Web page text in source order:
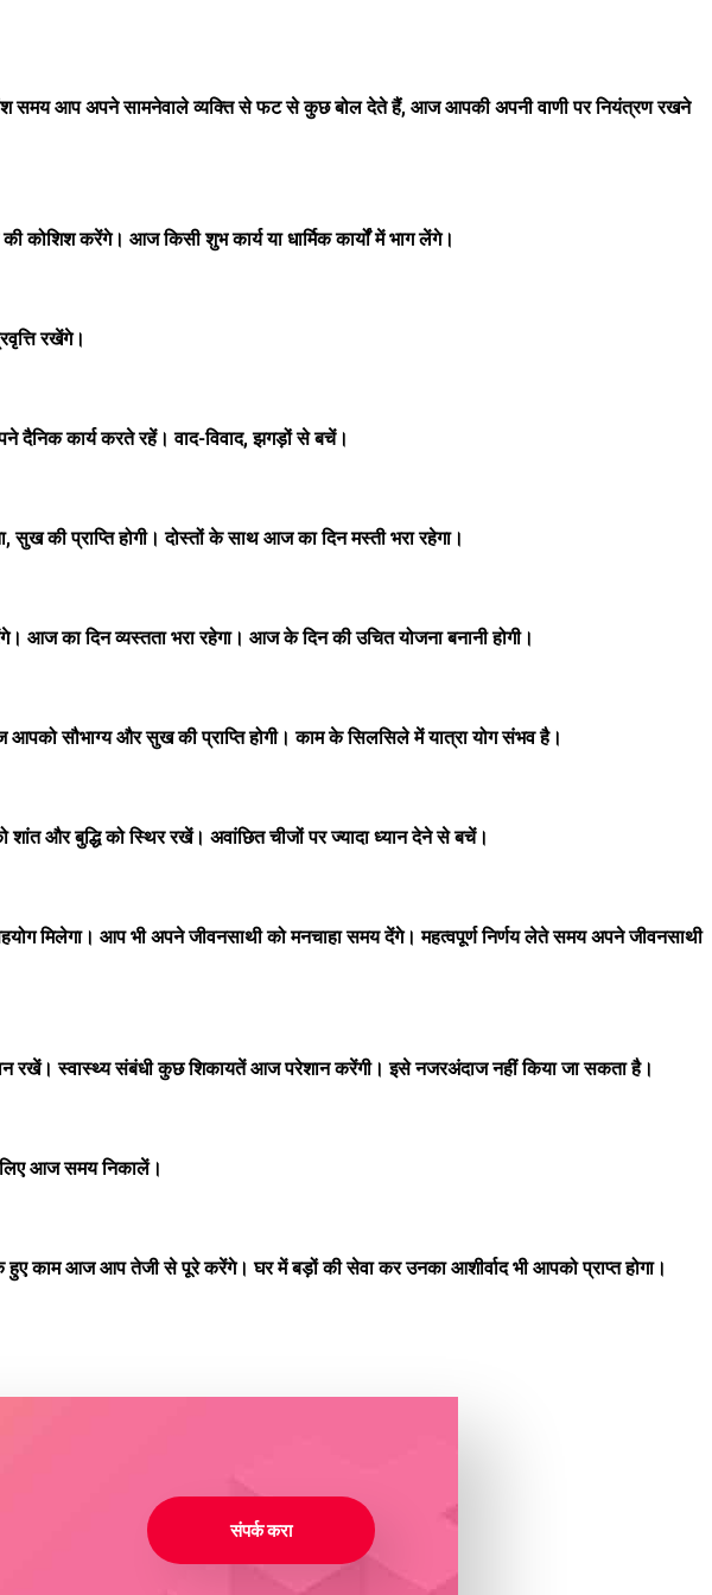
समय आप अपने सामनेवाले व्यक्ति से फट से कुछ बोल देते हैं, आज आपकी अपनी वाणी पर नियंत्रण रखने
करेंगे। आज किसी शुभ कार्य या धार्मिक कार्यों में भाग लेंगे।
रखेंगे।
कार्य करते रहें। वाद-विवाद, झगड़ों से बचें।
प्राप्ति होगी। दोस्तों के साथ आज का दिन मस्ती भरा रहेगा।
आज का दिन व्यस्तता भरा रहेगा। आज के दिन की उचित योजना बनानी होगी।
सौभाग्य और सुख की प्राप्ति होगी। काम के सिलसिले में यात्रा योग संभव है।
और बुद्धि को स्थिर रखें। अवांछित चीजों पर ज्यादा ध्यान देने से बचें।
मिलेगा। आप भी अपने जीवनसाथी को मनचाहा समय देंगे। महत्वपूर्ण निर्णय लेते समय अपने जीवनसाथी
रखें। स्वास्थ्य संबंधी कुछ शिकायतें आज परेशान करेंगी। इसे नजरअंदाज नहीं किया जा सकता है।
लिए आज समय निकालें।
आज आप तेजी से पूरे करेंगे। घर में बड़ों की सेवा कर उनका आशीर्वाद भी आपको प्राप्त होगा।
संपर्क करा